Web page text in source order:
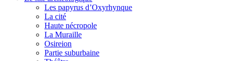
Les papyrus d’Oxyrhynque
La cité
Haute nécropole
La Muraille
Osireion
Partie suburbaine